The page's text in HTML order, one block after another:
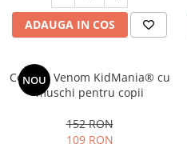
ADAUGA IN COS
NOU
Costum Venom KidMania® cu
muschi pentru copii
152 RON
109 RON